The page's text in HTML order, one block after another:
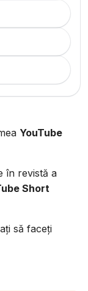
YouTube
în revistă a
Short
să faceți